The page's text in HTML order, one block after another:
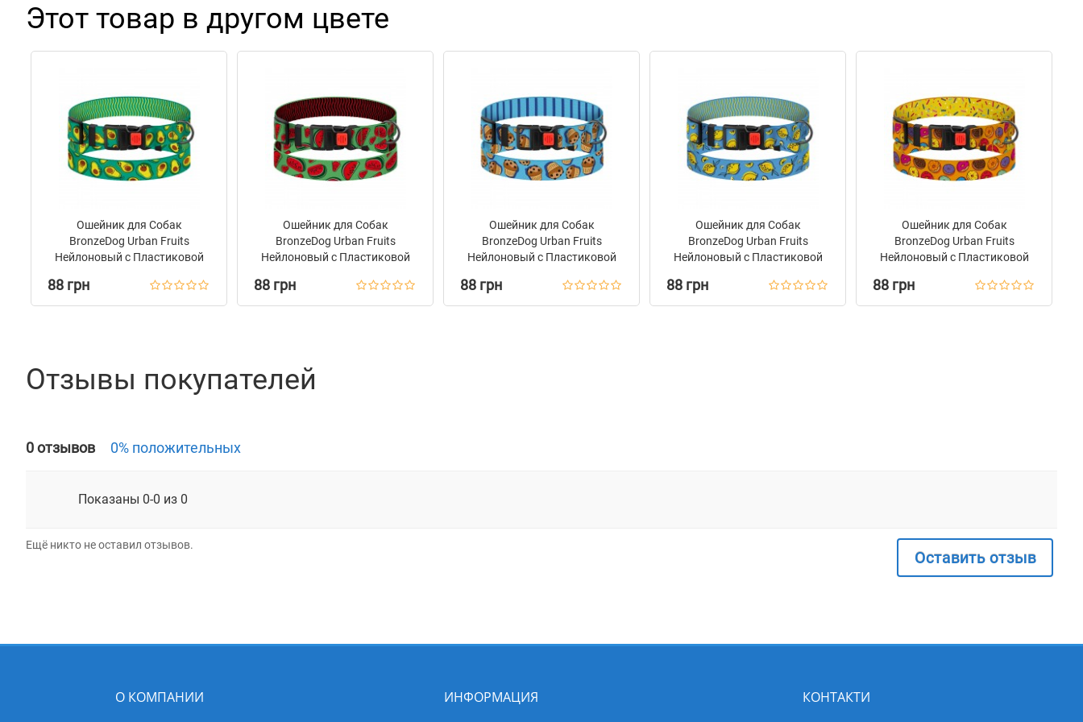
Этот товар в другом цвете
Ошейник для Собак
BronzeDog Urban Fruits
Нейлоновый с Пластиковой
88 грн
Ошейник для Собак
BronzeDog Urban Fruits
Нейлоновый с Пластиковой
88 грн
Ошейник для Собак
BronzeDog Urban Fruits
Нейлоновый с Пластиковой
88 грн
Ошейник для Собак
BronzeDog Urban Fruits
Нейлоновый с Пластиковой
88 грн
Ошейник для Собак
BronzeDog Urban Fruits
Нейлоновый с Пластиковой
88 грн
Отзывы покупателей
0 отзывов 0% положительных
Показаны 0-0 из 0
Ещё никто не оставил отзывов.
Оставить отзыв
О КОМПАНИИ ИНФОРМАЦИЯ КОНТАКТИ